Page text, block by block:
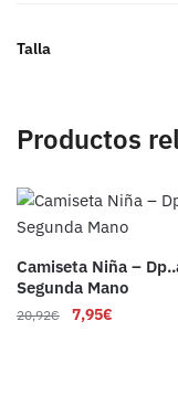
Talla
Productos
Camiseta Niña –
Segunda Mano
20,92€ 7,95€